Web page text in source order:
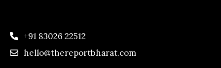
+91 83026 22512
hello@thereportbharat.com